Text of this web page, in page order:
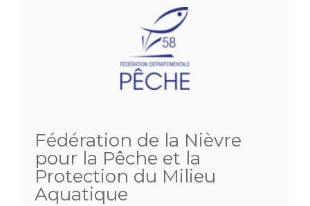
Fédération de la Nièvre
pour la Pêche et la
Protection du Milieu
Aquatique